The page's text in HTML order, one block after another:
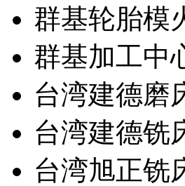
群基轮胎模
群基加工中
台湾建德磨
台湾建德铣
台湾旭正铣